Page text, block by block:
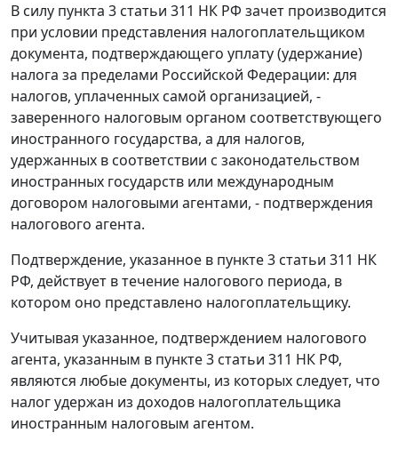
В силу пункта 3 статьи 311 НК РФ зачет производится
при условии представления налогоплательщиком
документа, подтверждающего уплату (удержание)
налога за пределами Российской Федерации: для
налогов, уплаченных самой организацией, -
заверенного налоговым органом соответствующего
иностранного государства, а для налогов,
удержанных в соответствии с законодательством
иностранных государств или международным
договором налоговыми агентами, - подтверждения
налогового агента.
Подтверждение, указанное в пункте 3 статьи 311 НК
РФ, действует в течение налогового периода, в
котором оно представлено налогоплательщику.
Учитывая указанное, подтверждением налогового
агента, указанным в пункте 3 статьи 311 НК РФ,
являются любые документы, из которых следует, что
налог удержан из доходов налогоплательщика
иностранным налоговым агентом.